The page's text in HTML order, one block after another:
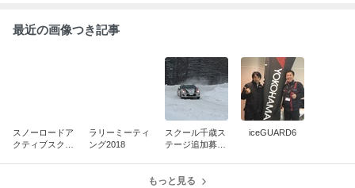
最近の画像つき記事
スノーロードア
クティブスクー
ラリーミーティ
ング2018
スクール千歳ス
テージ追加募集
iceGUARD6
もっと見る